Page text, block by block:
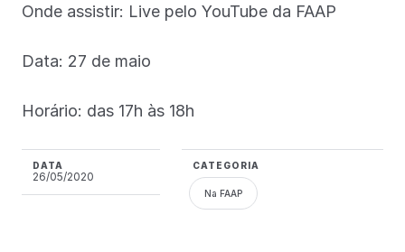
Onde assistir: Live pelo YouTube da FAAP
Data: 27 de maio
Horário: das 17h às 18h
DATA
26/05/2020
CATEGORIA
Na FAAP